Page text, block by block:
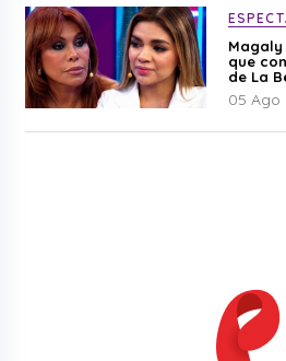
que
de La
05 Ago